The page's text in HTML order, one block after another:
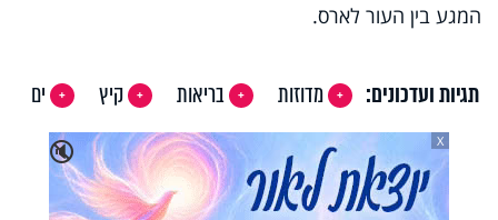
המגע בין העור לארס.
תגיות ועדכונים: מדוזות בריאות קיץ
ים
🔇
X